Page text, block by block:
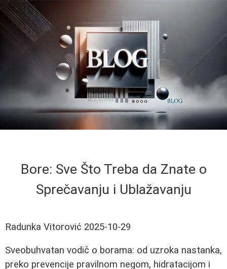
Bore: Sve Što Treba da Znate o
Sprečavanju i Ublažavanju
Radunka Vitorović 2025-10-29
Sveobuhvatan vodič o borama: od uzroka nastanka,
preko prevencije pravilnom negom, hidratacijom i